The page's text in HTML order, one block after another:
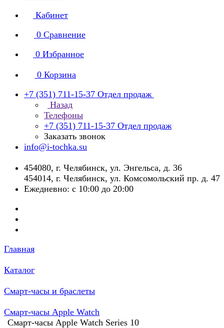
Кабинет
0 Сравнение
0 Избранное
0 Корзина
+7 (351) 711-15-37 Отдел продаж
Назад
Телефоны
+7 (351) 711-15-37 Отдел продаж
Заказать звонок
info@i-tochka.su
​454080, г. Челябинск, ул. Энгельса, д. 36
454014, г. Челябинск, ул. Комсомольский пр. д. 47
Ежедневно: с 10:00 до 20:00
Главная
Каталог
Смарт-часы и браслеты
Смарт-часы Apple Watch
Смарт-часы Apple Watch Series 10